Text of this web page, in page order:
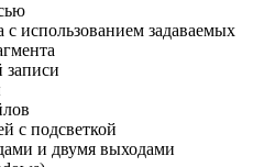
использованием задаваемых
записи
с подсветкой
и двумя выходами